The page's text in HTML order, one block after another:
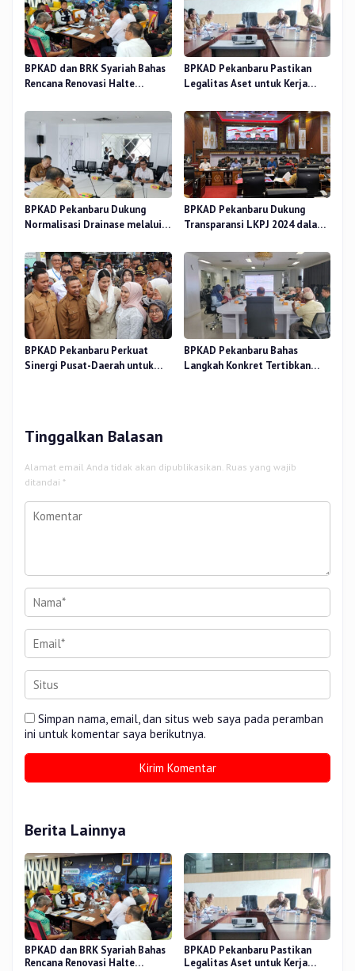
BPKAD dan BRK Syariah Bahas
Rencana Renovasi Halte
BPKAD Pekanbaru Pastikan
Legalitas Aset untuk Kerja
BPKAD Pekanbaru Dukung
Normalisasi Drainase melalui
BPKAD Pekanbaru Dukung
Transparansi LKPJ 2024 dalam
BPKAD Pekanbaru Perkuat
Sinergi Pusat-Daerah untuk
BPKAD Pekanbaru Bahas
Langkah Konkret Tertibkan
Tinggalkan Balasan
Alamat email Anda tidak akan dipublikasikan. Ruas yang wajib
ditandai *
Simpan nama, email, dan situs web saya pada peramban
ini untuk komentar saya berikutnya.
Berita Lainnya
BPKAD dan BRK Syariah Bahas
Rencana Renovasi Halte
BPKAD Pekanbaru Pastikan
Legalitas Aset untuk Kerja